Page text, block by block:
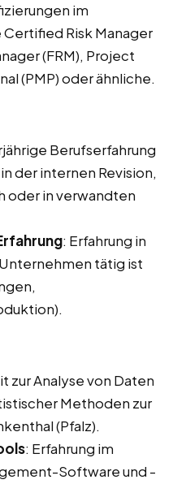
im
Risk Manager
(FRM), Project
(PMP) oder ähnliche.
Berufserfahrung
der internen Revision,
oder in verwandten
: Erfahrung in
tätig ist
zur Analyse von Daten
Methoden zur
(Pfalz).
: Erfahrung im
Software und -